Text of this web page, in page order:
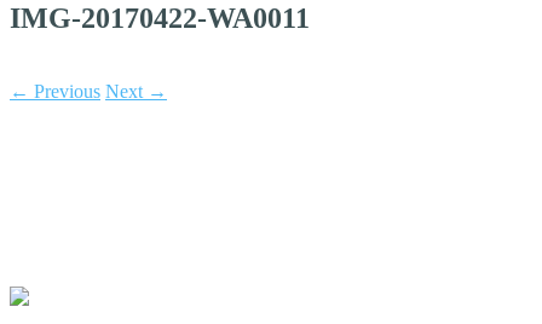
IMG-20170422-WA0011
← Previous Next →